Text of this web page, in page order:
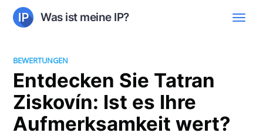
Was ist meine IP?
BEWERTUNGEN
Entdecken Sie Tatran
Ziskovín: Ist es Ihre
Aufmerksamkeit wert?